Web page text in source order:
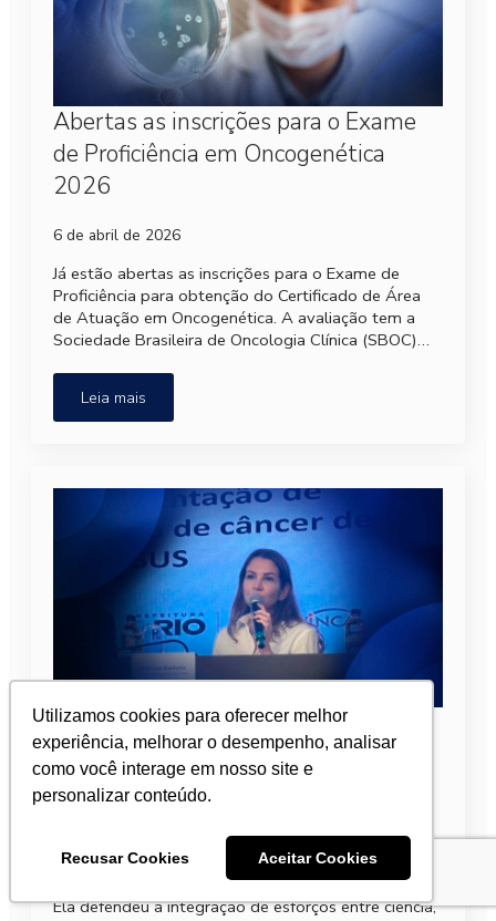
Utilizamos cookies para oferecer melhor
experiência, melhorar o desempenho, analisar
como você interage em nosso site e
personalizar conteúdo.
Recusar Cookies Aceitar Cookies
Abertas as inscrições para o Exame
de Proficiência em Oncogenética
2026
6 de abril de 2026
Já estão abertas as inscrições para o Exame de
Proficiência para obtenção do Certificado de Área
de Atuação em Oncogenética. A avaliação tem a
Sociedade Brasileira de Oncologia Clínica (SBOC)…
Leia mais
Com participação da Presidente da
SBOC, Dra. Clarissa Baldotto, novo
estudo sobre rastreio de câncer de
1 de abril de 2026
Ela defendeu a integração de esforços entre ciência,